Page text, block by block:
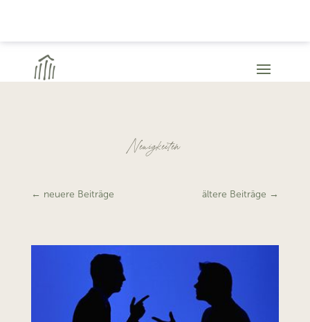
Neuigkeiten
← neuere Beiträge ältere Beiträge →